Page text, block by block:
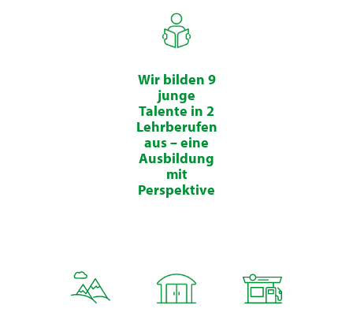
Wir bilden 9
junge
Talente in 2
Lehrberufen
aus – eine
Ausbildung
mit
Perspektive